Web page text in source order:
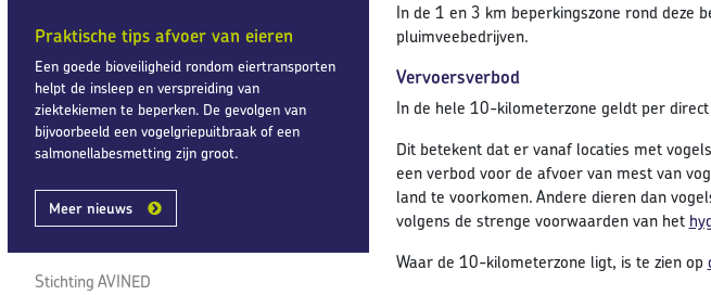
Praktische tips afvoer van eieren
Een goede bioveiligheid rondom eiertransporten
helpt de insleep en verspreiding van
ziektekiemen te beperken. De gevolgen van
bijvoorbeeld een vogelgriepuitbraak of een
salmonellabesmetting zijn groot.
Meer nieuws
Stichting AVINED
In de 1 en 3 km beperkingszone rond deze
pluimveebedrijven.
Vervoersverbod
In de hele 10-kilometerzone geldt per
Dit betekent dat er vanaf locaties met
een verbod voor de afvoer van mest van
land te voorkomen. Andere dieren dan
volgens de strenge voorwaarden van het
Waar de 10-kilometerzone ligt, is te zien op